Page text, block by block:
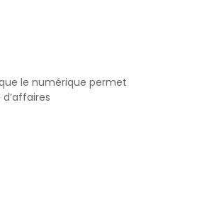
le numérique permet